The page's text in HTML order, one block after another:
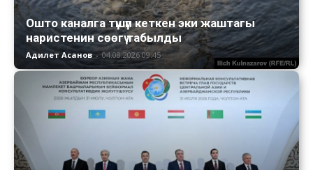
Ошто каналга түшүп кеткен эки жаштагы
наристенин сөөгү табылды
Адилет Асанов - 04.08.2026 09:45